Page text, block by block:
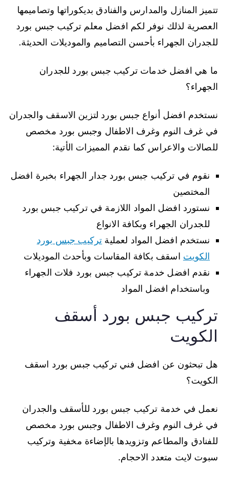
تتميز المنازل والمدارس والفنادق بديكوراتها وتصاميمها
العصرية لذلك نوفر لكم افضل معلم تركيب جبس بورد
للجدران الجهراء بأحسن التصاميم والموديلات الحديثة.
ما هي افضل خدمات تركيب جبس بورد للجدران
الجهراء؟
نستخدم افضل أنواع جبس بورد لتزين الاسقف والجدران
في غرف النوم وغرف الاطفال وجبس بورد مخصص
للصالات والاعراس كما نقدم المميزات الأتية:
نقوم في تركيب جبس بورد جدار الجهراء بخبرة افضل
المختصين
نستورد افضل المواد اللازمة في تركيب جبس بورد
للجدران الجهراء وبكافة الانواع
نستخدم افضل المواد لعملية تركيب جبس بورد
الكويت اسقف بكافة المقاسات وبأحدث الموديلات
نقدم افضل خدمة تركيب جبس بورد فلات الجهراء
وباستخدام افضل المواد
تركيب جبس بورد أسقف
الكويت
هل تبحثون عن افضل فني تركيب جبس بورد اسقف
الكويت؟
نعمل في خدمة تركيب جبس بورد للأسقف والجدران
في غرف النوم وغرف الاطفال وجبس بورد مخصص
للفنادق والمطاعم وتزويدها بالإضاءة مخفية وتركيب
سبوت لايت متعدد الاحجام.